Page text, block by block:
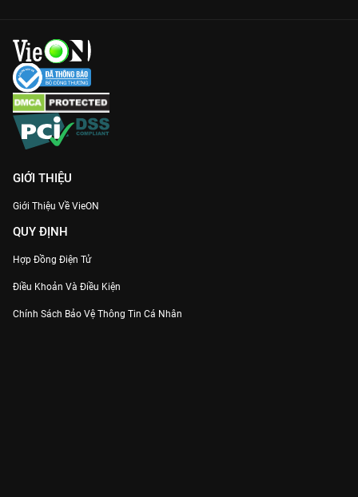
GIỚI THIỆU
Giới Thiệu Về VieON
QUY ĐỊNH
Hợp Đồng Điện Tử
Điều Khoản Và Điều Kiện
Chính Sách Bảo Vệ Thông Tin Cá Nhân